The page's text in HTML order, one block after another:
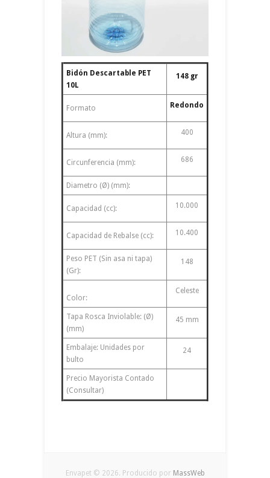
Bidón Descartable PET
10L
148 gr
Formato Redondo
Altura (mm): 400
Circunferencia (mm): 686
Diametro (Ø) (mm):
Capacidad (cc): 10.000
Capacidad de Rebalse (cc): 10.400
Peso PET (Sin asa ni tapa)
(Gr):
148
Color:
Celeste
Tapa Rosca Inviolable: (Ø)
(mm)
45 mm
Embalaje: Unidades por
bulto
24
Precio Mayorista Contado
(Consultar)
Envapet © 2026. Producido por MassWeb